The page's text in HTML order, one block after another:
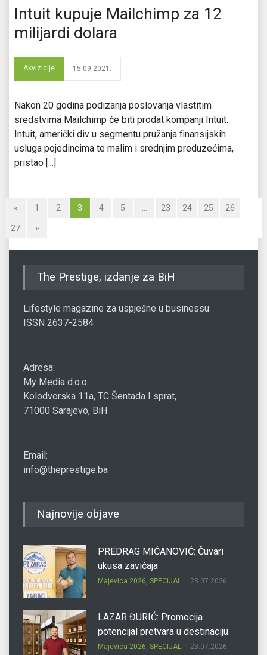
Intuit kupuje Mailchimp za 12
milijardi dolara
Akvizicije 15.09.2021.
Nakon 20 godina podizanja poslovanja vlastitim
sredstvima Mailchimp će biti prodat kompanji Intuit.
Intuit, američki div u segmentu pružanja finansijskih
usluga pojedincima te malim i srednjim preduzećima,
pristao [...]
« 1 2 3 4 5 23 24 25 26
27 »
The Prestige, izdanje za BiH
Lifestyle magazine za uspješne u businessu
ISSN 2637-2584
Adresa:
My Media d.o.o.
Kolodvorska 11a, TC Šentada I sprat,
71000 Sarajevo, BiH
Email:
info@theprestige.ba
Najnovije objave
PREDRAG MIĆANOVIĆ: Čuvari
ukusa zavičaja
Majevica 2026, SPECIJAL 23.07.2026.
LAZAR ĐURIĆ: Promocija
potencijal pretvara u destinaciju
Majevica 2026, SPECIJAL 23.07.2026.